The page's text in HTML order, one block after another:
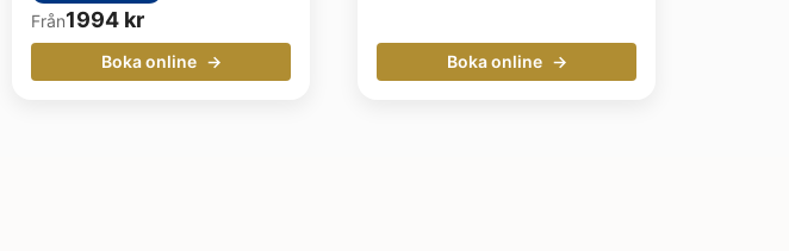
Från1994 kr
Boka online Boka online